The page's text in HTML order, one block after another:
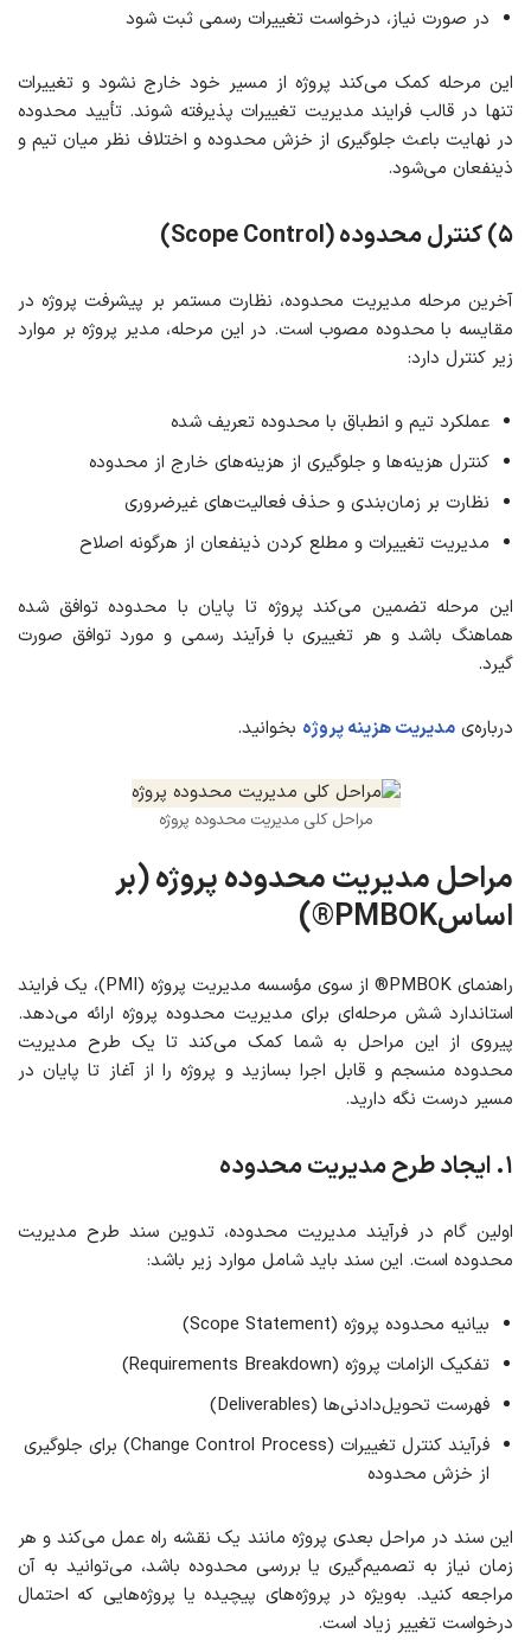
در صورت نیاز، درخواست تغییرات رسمی ثبت شود
این مرحله کمک می‌کند پروژه از مسیر خود خارج نشود و تغییرات
تنها در قالب فرایند مدیریت تغییرات پذیرفته شوند. تأیید محدوده
در نهایت باعث جلوگیری از خزش محدوده و اختلاف نظر میان تیم و
ذینفعان می‌شود.
۵) کنترل محدوده (Scope Control)
آخرین مرحله مدیریت محدوده، نظارت مستمر بر پیشرفت پروژه در
مقایسه با محدوده مصوب است. در این مرحله، مدیر پروژه بر موارد
زیر کنترل دارد:
عملکرد تیم و انطباق با محدوده تعریف ‌شده
کنترل هزینه‌ها و جلوگیری از هزینه‌های خارج از محدوده
نظارت بر زمان‌بندی و حذف فعالیت‌های غیرضروری
مدیریت تغییرات و مطلع کردن ذینفعان از هرگونه اصلاح
این مرحله تضمین می‌کند پروژه تا پایان با محدوده توافق ‌شده
هماهنگ باشد و هر تغییری با فرآیند رسمی و مورد توافق صورت
گیرد.
درباره‌ی مدیریت هزینه پروژه بخوانید.
مراحل کلی مدیریت محدوده پروژه
مراحل مدیریت محدوده پروژه (بر
اساسPMBOK®)
راهنمای PMBOK® از سوی مؤسسه مدیریت پروژه (PMI)، یک فرایند
استاندارد شش مرحله‌ای برای مدیریت محدوده پروژه ارائه می‌دهد.
پیروی از این مراحل به شما کمک می‌کند تا یک طرح مدیریت
محدوده منسجم و قابل اجرا بسازید و پروژه را از آغاز تا پایان در
مسیر درست نگه دارید.
۱. ایجاد طرح مدیریت محدوده
اولین گام در فرآیند مدیریت محدوده، تدوین سند طرح مدیریت
محدوده است. این سند باید شامل موارد زیر باشد:
بیانیه محدوده پروژه (Scope Statement)
تفکیک الزامات پروژه (Requirements Breakdown)
فهرست تحویل‌دادنی‌ها (Deliverables)
فرآیند کنترل تغییرات (Change Control Process) برای جلوگیری
از خزش محدوده
این سند در مراحل بعدی پروژه مانند یک نقشه راه عمل می‌کند و هر
زمان نیاز به تصمیم‌گیری یا بررسی محدوده باشد، می‌توانید به آن
مراجعه کنید. به‌ویژه در پروژه‌های پیچیده یا پروژه‌هایی که احتمال
درخواست تغییر زیاد است.